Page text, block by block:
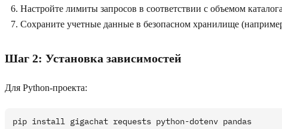
Настройте лимиты запросов в соответствии с объемом каталога
Сохраните учетные данные в безопасном хранилище
Шаг 2: Установка зависимостей
Для Python-проекта: